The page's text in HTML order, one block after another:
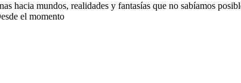
hacia mundos, realidades y fantasías que no sabíamos
el momento